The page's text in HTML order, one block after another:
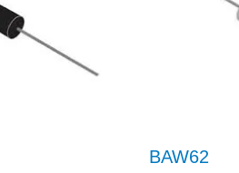
BAW62